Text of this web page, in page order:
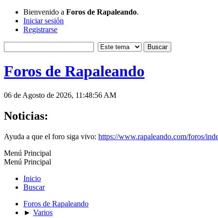
Bienvenido a Foros de Rapaleando.
Iniciar sesión
Registrarse
Foros de Rapaleando
06 de Agosto de 2026, 11:48:56 AM
Noticias:
Ayuda a que el foro siga vivo: https://www.rapaleando.com/foros/
Menú Principal
Menú Principal
Inicio
Buscar
Foros de Rapaleando
► Varios